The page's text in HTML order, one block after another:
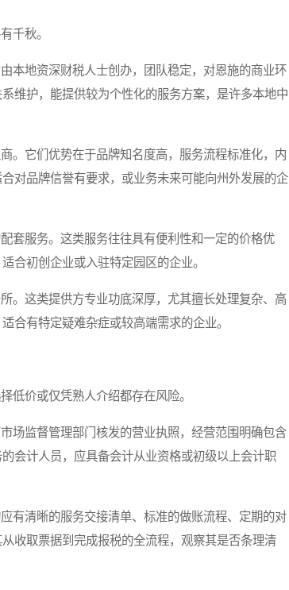
千秋。
地资深财税人士创办，团队稳定，对恩施的商业环
维护，能提供较为个性化的服务方案，是许多本地中
它们优势在于品牌知名度高，服务流程标准化，内
对品牌信誉有要求，或业务未来可能向州外发展的企
服务。这类服务往往具有便利性和一定的价格优
合初创企业或入驻特定园区的企业。
这类提供方专业功底深厚，尤其擅长处理复杂、高
合有特定疑难杂症或较高端需求的企业。
价或仅凭熟人介绍都存在风险。
监督管理部门核发的营业执照，经营范围明确包含
会计人员，应具备会计从业资格或初级以上会计职
清晰的服务交接清单、标准的做账流程、定期的对
收取票据到完成报税的全流程，观察其是否条理清